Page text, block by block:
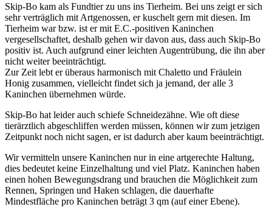
Skip-Bo kam als Fundtier zu uns ins Tierheim. Bei uns zeigt er sich
sehr verträglich mit Artgenossen, er kuschelt gern mit diesen. Im
Tierheim war bzw. ist er mit E.C.-positiven Kaninchen
vergesellschaftet, deshalb gehen wir davon aus, dass auch Skip-Bo
positiv ist. Auch aufgrund einer leichten Augentrübung, die ihn aber
nicht weiter beeinträchtigt.
Zur Zeit lebt er überaus harmonisch mit Chaletto und Fräulein
Honig zusammen, vielleicht findet sich ja jemand, der alle 3
Kaninchen übernehmen würde.
Skip-Bo hat leider auch schiefe Schneidezähne. Wie oft diese
tierärztlich abgeschliffen werden müssen, können wir zum jetzigen
Zeitpunkt noch nicht sagen, er ist dadurch aber kaum beeinträchtigt.
Wir vermitteln unsere Kaninchen nur in eine artgerechte Haltung,
dies bedeutet keine Einzelhaltung und viel Platz. Kaninchen haben
einen hohen Bewegungsdrang und brauchen die Möglichkeit zum
Rennen, Springen und Haken schlagen, die dauerhafte
Mindestfläche pro Kaninchen beträgt 3 qm (auf einer Ebene).